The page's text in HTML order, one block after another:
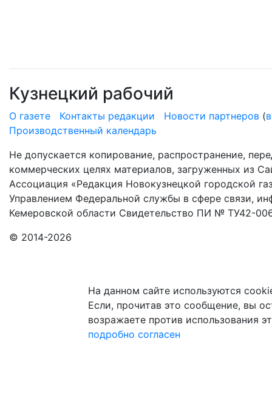
Кузнецкий рабочий
О газете Контакты редакции Новости партнеров (
Производственный календарь
Не допускается копирование, распространение,
коммерческих целях материалов, загруженных из
Ассоциация «Редакция Новокузнецкой городской
Управлением Федеральной службы в сфере связи,
Кемеровской области Свидетельство ПИ № ТУ42-
© 2014-2026
На данном сайте используются
Если, прочитав это сообщение, вы
возражаете против использования
подробно согласен